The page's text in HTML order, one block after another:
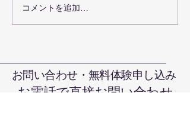
コメントを追加…
お問い合わせ・無料体験申し込み
お電話で直接お問い合わせ